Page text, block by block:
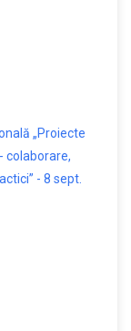
„Proiecte
colaborare,
- 8 sept.